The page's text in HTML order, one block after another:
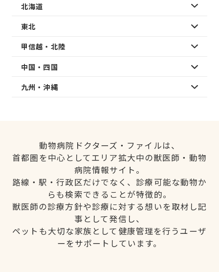
北海道
東北
甲信越・北陸
中国・四国
九州・沖縄
動物病院ドクターズ・ファイルは、
首都圏を中心としてエリア拡大中の獣医師・動物
病院情報サイト。
路線・駅・行政区だけでなく、診療可能な動物か
らも検索できることが特徴的。
獣医師の診療方針や診療に対する想いを取材し記
事として発信し、
ペットも大切な家族として健康管理を行うユーザ
ーをサポートしています。